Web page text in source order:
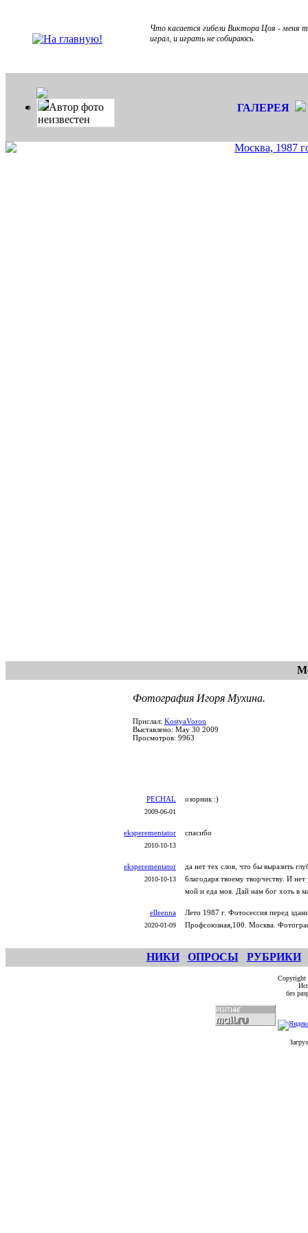
Что касается гибели Виктора Цоя - меня
играл, и играть не собираюсь.
Автор фото
неизвестен
ГАЛЕРЕЯ
Фотография Игоря Мухина.
Прислал: KostyaVoron
Выставлено: May 30 2009
Просмотров: 9963
PECHAL
2009-06-01
озорник :)
eksperementator
2010-10-13
спасибо
eksperementator
2010-10-13
да нет тех слов, что бы выразить
благодаря твоему творчеству. И
мой и еда моя. Дай нам бог хоть в
elleenna
2020-01-09
Лето 1987 г. Фотосессия перед
Профсоюзная,100. Москва.
НИКИ ОПРОСЫ РУБРИКИ
без